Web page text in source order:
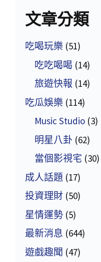
文章分類
吃喝玩樂 (51)
吃吃喝喝 (14)
旅遊快報 (14)
吃瓜娛樂 (114)
Music Studio (3)
明星八卦 (62)
當個影視宅 (30)
成人話題 (17)
投資理財 (50)
星情運勢 (5)
最新消息 (644)
遊戲趣聞 (47)